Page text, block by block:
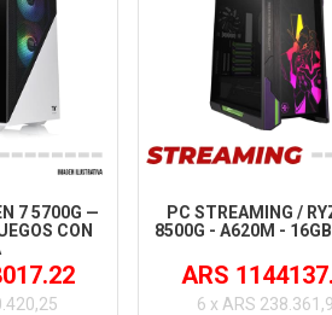
7 5700G —
CON
PC STREAMING /
8500G - A620M -
ARS
6 x ARS